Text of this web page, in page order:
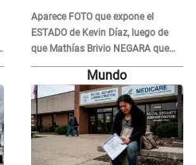
la mano
Aparece FOTO que expone el
ESTADO de Kevin Díaz, luego de
que Mathías Brivio NEGARA que
fue un accidente: Lleva collarín
Mundo